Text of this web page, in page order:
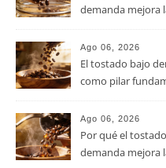
demanda mejora
especialidad
Ago 06, 2026
El tostado bajo
como pilar
Ago 06, 2026
Por qué el
demanda mejora